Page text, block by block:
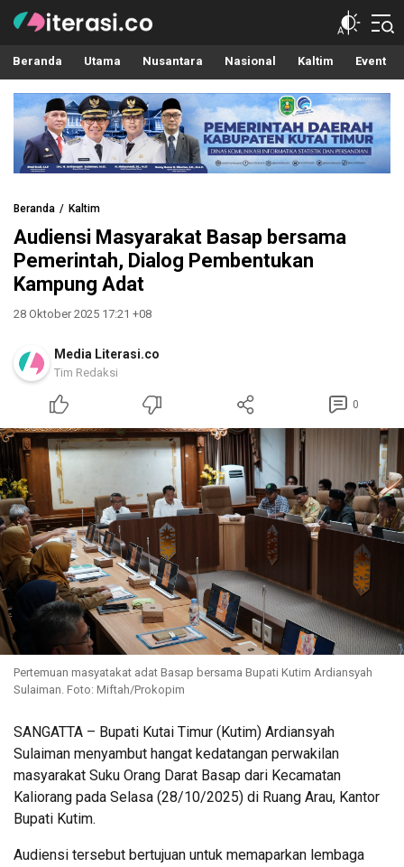
Literasi.co
Pilar Informasi
Beranda Utama Nusantara Nasional Kaltim Event
Beranda Kaltim
Audiensi Masyarakat Basap bersama
Pemerintah, Dialog Pembentukan
Kampung Adat
28 Oktober 2025 17:21 +08
Media Literasi.co
Tim Redaksi
0
Pertemuan masyatakat adat Basap bersama Bupati Kutim Ardiansyah
Sulaiman. Foto: Miftah/Prokopim
SANGATTA – Bupati Kutai Timur (Kutim) Ardiansyah
Sulaiman menyambut hangat kedatangan perwakilan
masyarakat Suku Orang Darat Basap dari Kecamatan
Kaliorang pada Selasa (28/10/2025) di Ruang Arau, Kantor
Bupati Kutim.
Audiensi tersebut bertujuan untuk memaparkan lembaga